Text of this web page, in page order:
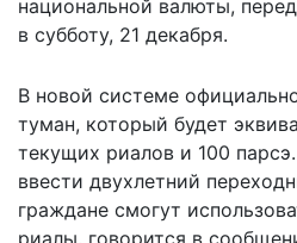
национальной валюты,
в субботу, 21 декабря.
В новой системе
туман, который будет
текущих риалов и 100
ввести двухлетний
граждане смогут
риалы, говорится в